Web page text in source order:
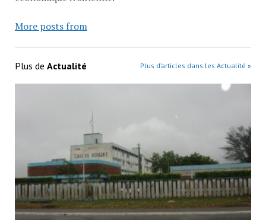
More posts from
Plus de Actualité Plus d’articles dans les Actualité »